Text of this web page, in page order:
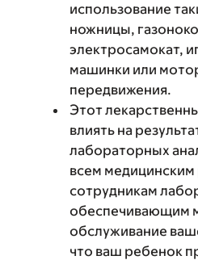
использование
ножницы,
электросамокат,
машинки или
передвижения.
Этот
влиять на
лабораторных
всем
сотрудникам
обеспечивающим
обслуживание
что ваш ребенок